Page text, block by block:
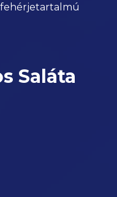
fehérjetartalmú
Saláta